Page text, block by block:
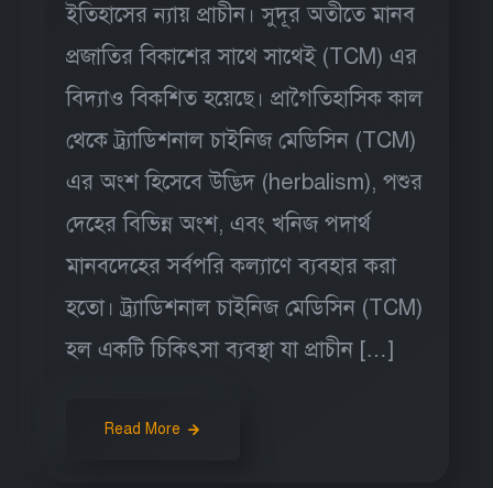
ইতিহাসের ন্যায় প্রাচীন। সুদূর অতীতে মানব
প্রজাতির বিকাশের সাথে সাথেই (TCM) এর
বিদ্যাও বিকশিত হয়েছে। প্রাগৈতিহাসিক কাল
থেকে ট্র্যাডিশনাল চাইনিজ মেডিসিন (TCM)
এর অংশ হিসেবে উদ্ভিদ (herbalism), পশুর
দেহের বিভিন্ন অংশ, এবং খনিজ পদার্থ
মানবদেহের সর্বপরি কল্যাণে ব্যবহার করা
হতো। ট্র্যাডিশনাল চাইনিজ মেডিসিন (TCM)
হল একটি চিকিৎসা ব্যবস্থা যা প্রাচীন […]
Read More